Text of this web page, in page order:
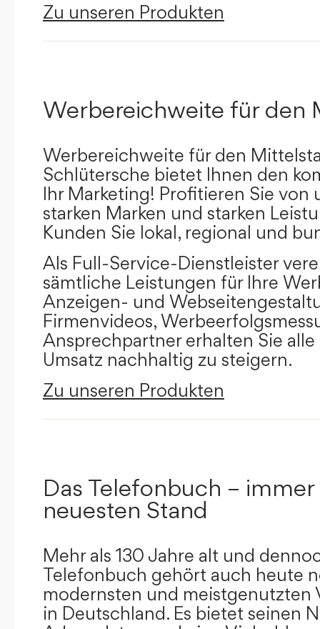
Zu unseren Produkten
Werbereichweite für den
Werbereichweite für den
Schlütersche bietet Ihnen den
Ihr Marketing! Profitieren Sie von
starken Marken und starken
Kunden Sie lokal, regional und
Als Full-Service-Dienstleister
sämtliche Leistungen für Ihre
Anzeigen- und
Firmenvideos,
Ansprechpartner erhalten Sie
Umsatz nachhaltig zu steigern.
Zu unseren Produkten
Das Telefonbuch –
neuesten Stand
Mehr als 130 Jahre alt und
Telefonbuch gehört auch heute
modernsten und meistgenutzten
in Deutschland. Es bietet seinen